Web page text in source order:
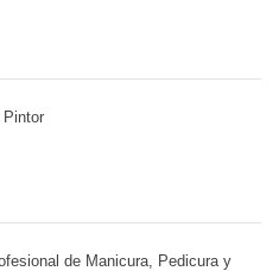
Pintor
de Manicura, Pedicura y